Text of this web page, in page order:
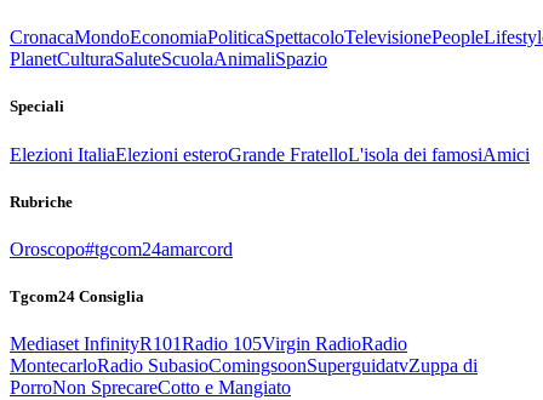
CronacaMondoEconomiaPoliticaSpettacoloTelevisionePeople
PlanetCulturaSaluteScuolaAnimaliSpazio
Speciali
Elezioni ItaliaElezioni esteroGrande FratelloL'isola dei famosiAmici
Rubriche
Oroscopo#tgcom24amarcord
Tgcom24 Consiglia
Mediaset InfinityR101Radio 105Virgin RadioRadio
MontecarloRadio SubasioComingsoonSuperguidatvZuppa di
PorroNon SprecareCotto e Mangiato